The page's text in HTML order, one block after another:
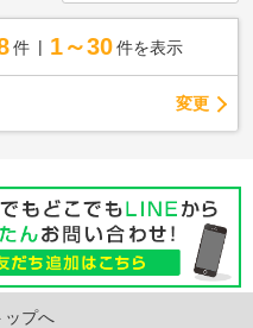
件 1～30 件を表示
変更
ップへ